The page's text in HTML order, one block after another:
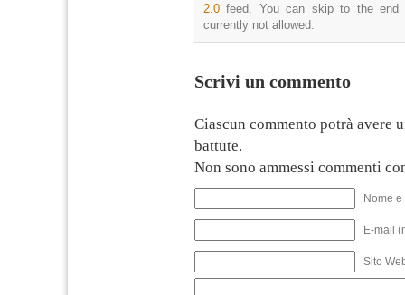
2.0 feed. You can skip to the end
currently not allowed.
Scrivi un commento
Ciascun commento potrà avere
battute.
Non sono ammessi commenti
Nome
E-mail
Sito